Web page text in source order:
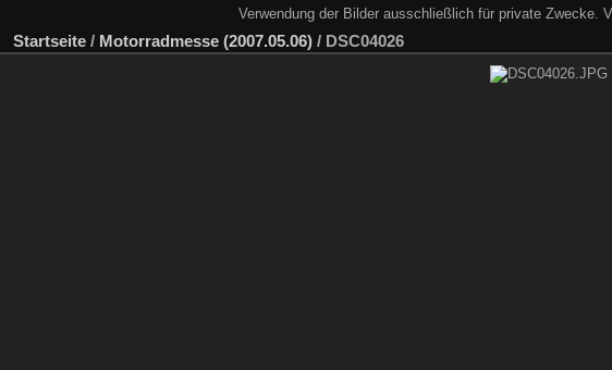
Verwendung der Bilder ausschließlich für private Zwecke.
Startseite / Motorradmesse (2007.05.06) / DSC04026